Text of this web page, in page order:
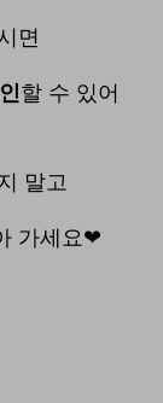
면
할 수 있어
말고
가세요❤